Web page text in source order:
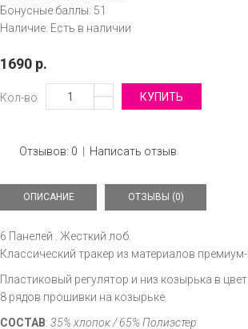
Бонусные баллы: 51
Наличие: Есть в наличии
1690 р.
Кол-во
Отзывов: 0 Написать отзыв
ОПИСАНИЕ ОТЗЫВЫ (0)
6 Панелей . Жесткий лоб.
Классический тракер из материалов премиум-
Пластиковый регулятор и низ козырька в цвет
8 рядов прошивки на козырьке.
СОСТАВ: 35% хлопок / 65% Полиэстер